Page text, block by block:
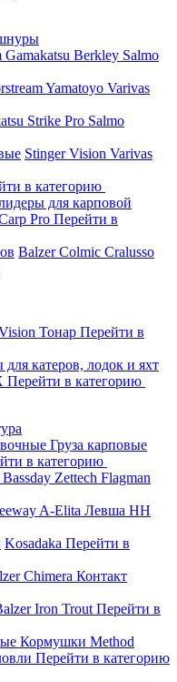
Gamakatsu Berkley Salmo
Yamatoyo Varivas
Strike Pro Salmo
StingerVision Varivas
в категорию
для карповой
Pro Перейти в
BalzerColmic Cralusso
Тонар Перейти в
катеров, лодок и яхт
Перейти в категорию
Груза карповые
в категорию
Bassday Zettech Flagman
A-Elita Левша НН
Kosadaka Перейти в
Chimera Контакт
Iron Trout Перейти в
Кормушки Method
Перейти в категорию